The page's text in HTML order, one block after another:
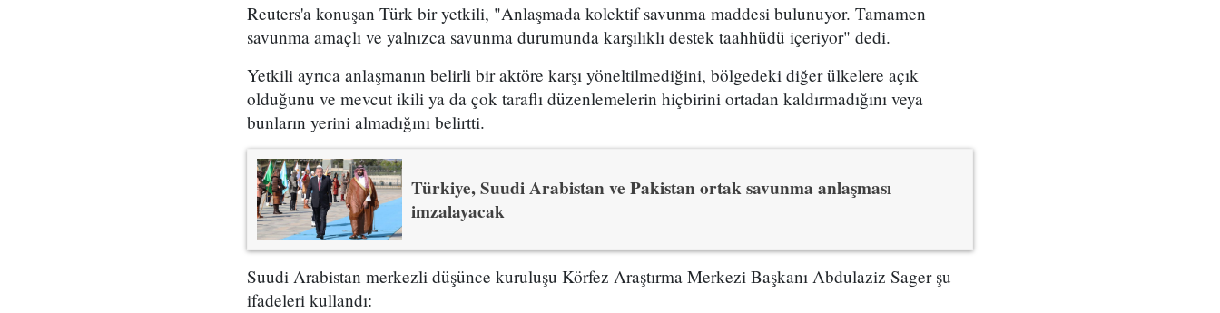
Reuters'a konuşan Türk bir yetkili, "Anlaşmada kolektif savunma maddesi bulunuyor. Tamamen
savunma amaçlı ve yalnızca savunma durumunda karşılıklı destek taahhüdü içeriyor" dedi.
Yetkili ayrıca anlaşmanın belirli bir aktöre karşı yöneltilmediğini, bölgedeki diğer ülkelere açık
olduğunu ve mevcut ikili ya da çok taraflı düzenlemelerin hiçbirini ortadan kaldırmadığını veya
bunların yerini almadığını belirtti.
Türkiye, Suudi Arabistan ve Pakistan ortak savunma anlaşması
imzalayacak
Suudi Arabistan merkezli düşünce kuruluşu Körfez Araştırma Merkezi Başkanı Abdulaziz Sager şu
ifadeleri kullandı: